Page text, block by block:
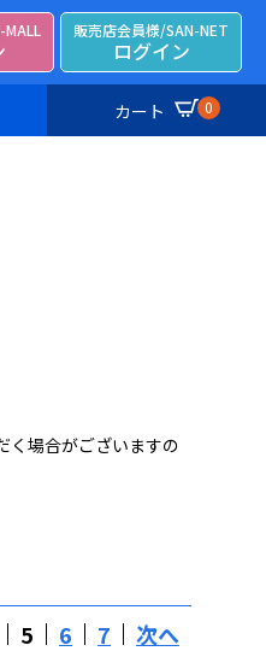
MALL 販売店会員様/SAN-NET
ログイン
カート 0
く場合がございますの
5 6 7 次へ